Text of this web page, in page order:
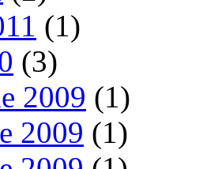
(1)
(3)
2009 (1)
2009 (1)